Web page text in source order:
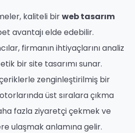
kaliteli birweb tasarım
avantajı elde edebilir.
firmanın ihtiyaçlarını analiz
bir site tasarımı sunar.
zenginleştirilmiş bir
üst sıralara çıkma
fazla ziyaretçi çekmek ve
ulaşmak anlamına gelir.